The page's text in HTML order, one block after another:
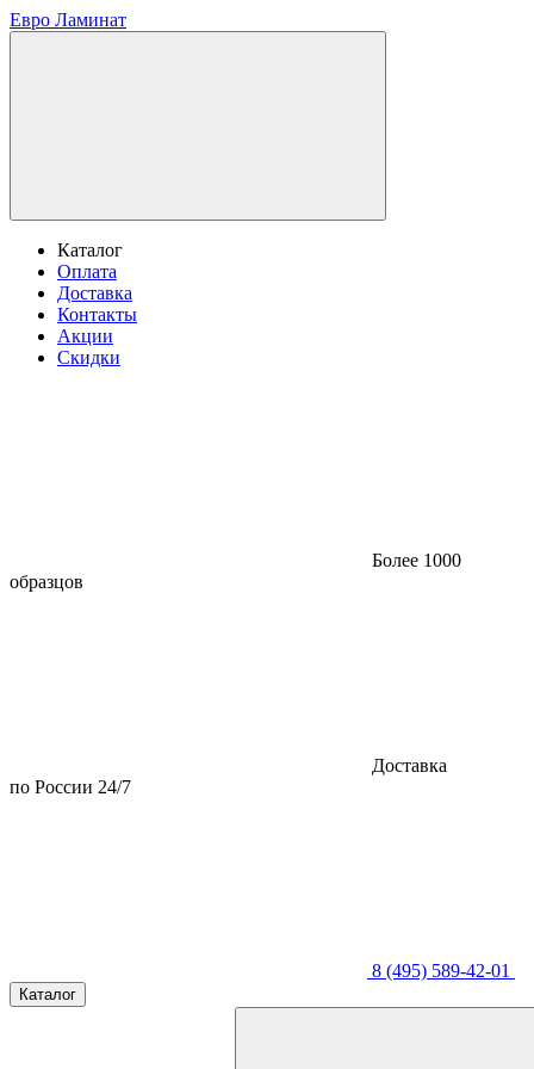
Евро Ламинат
Каталог
Оплата
Доставка
Контакты
Акции
Скидки
Более 1000
образцов
Доставка
по России 24/7
8 (495) 589-42-01
Каталог